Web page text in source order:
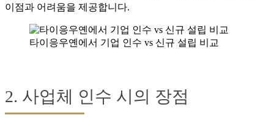
이점과 어려움을 제공합니다.
타이응우옌에서 기업 인수 vs 신규 설립 비교
2. 사업체 인수 시의 장점